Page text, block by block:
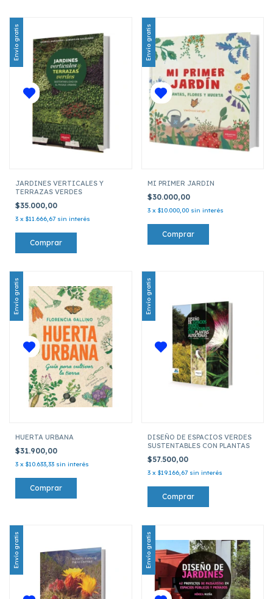
Envío gratis
JARDINES VERTICALES Y
TERRAZAS VERDES
$35.000,00
3 x $11.666,67 sin interés
Envío gratis
MI PRIMER JARDIN
$30.000,00
3 x $10.000,00 sin interés
Envío gratis
HUERTA URBANA
$31.900,00
3 x $10.633,33 sin interés
Envío gratis
DISEÑO DE ESPACIOS VERDES
SUSTENTABLES CON PLANTAS
$57.500,00
3 x $19.166,67 sin interés
Envío gratis Envío gratis